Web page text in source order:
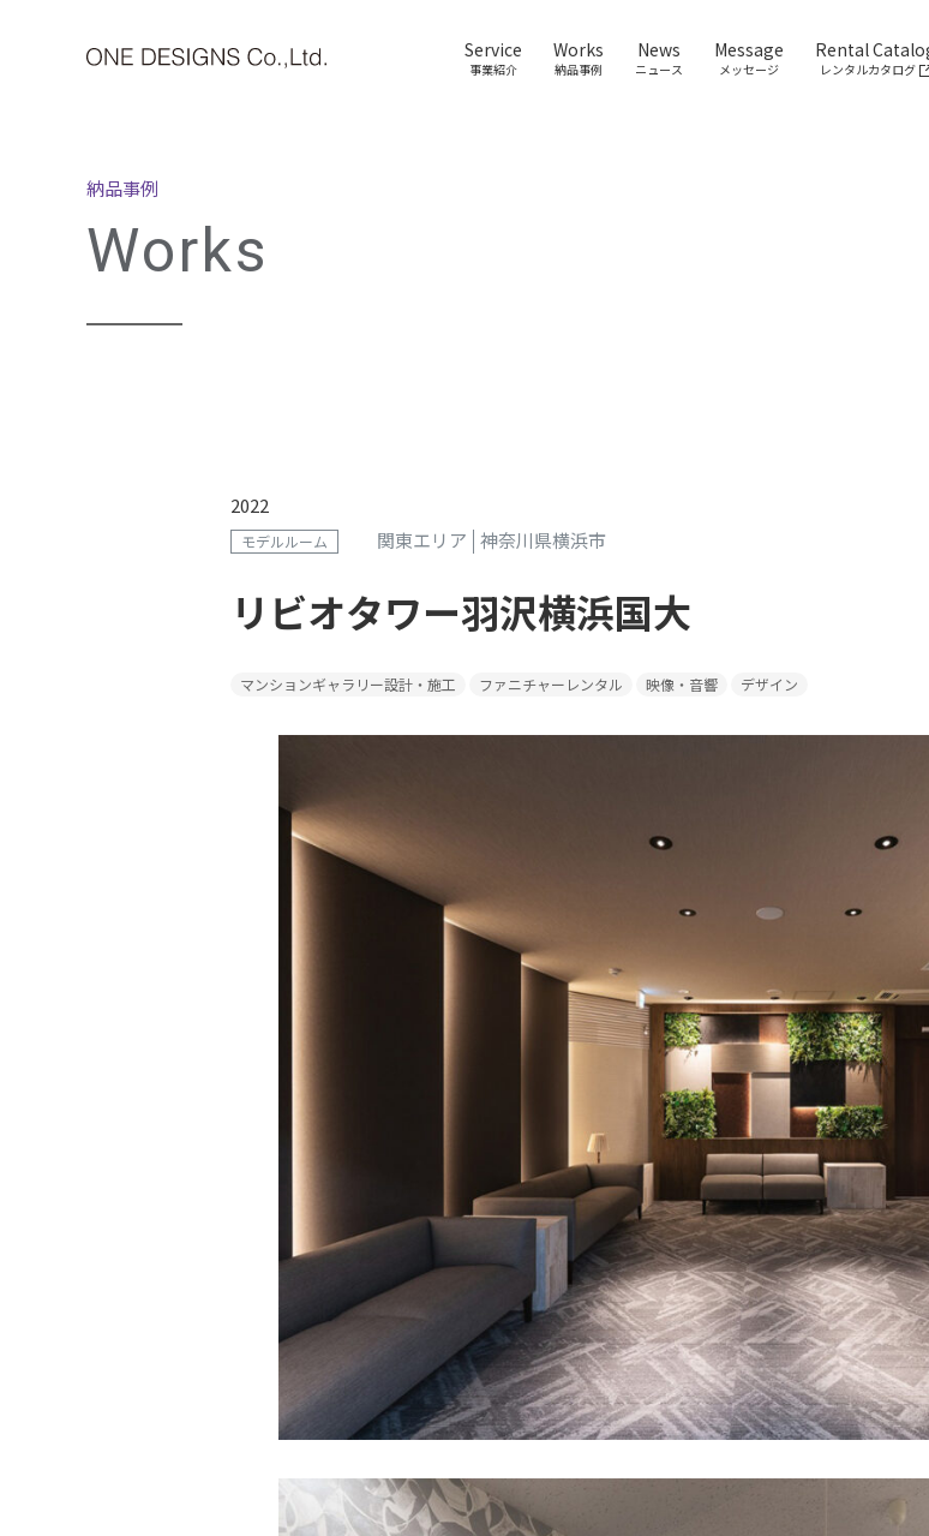
Service
事業紹介
Works
納品事例
News
ニュース
Message
メッセージ
Rental
レンタルカタログ
納品事例
Works
2022
モデルルーム 関東エリア 神奈川県横浜市
リビオタワー羽沢横浜国大
マンションギャラリー設計・施工 ファニチャーレンタル 映像・音響 デザイン